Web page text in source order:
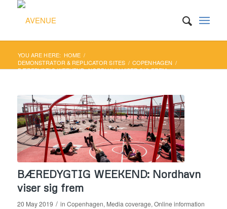
YOU ARE HERE: HOME /
DEMONSTRATOR & REPLICATOR SITES / COPENHAGEN /
BÆREDYGTIG WEEKEND: NORDHAVN VISER SIG FREM
BÆREDYGTIG WEEKEND: Nordhavn
viser sig frem
20 May 2019 / in Copenhagen, Media coverage, Online information